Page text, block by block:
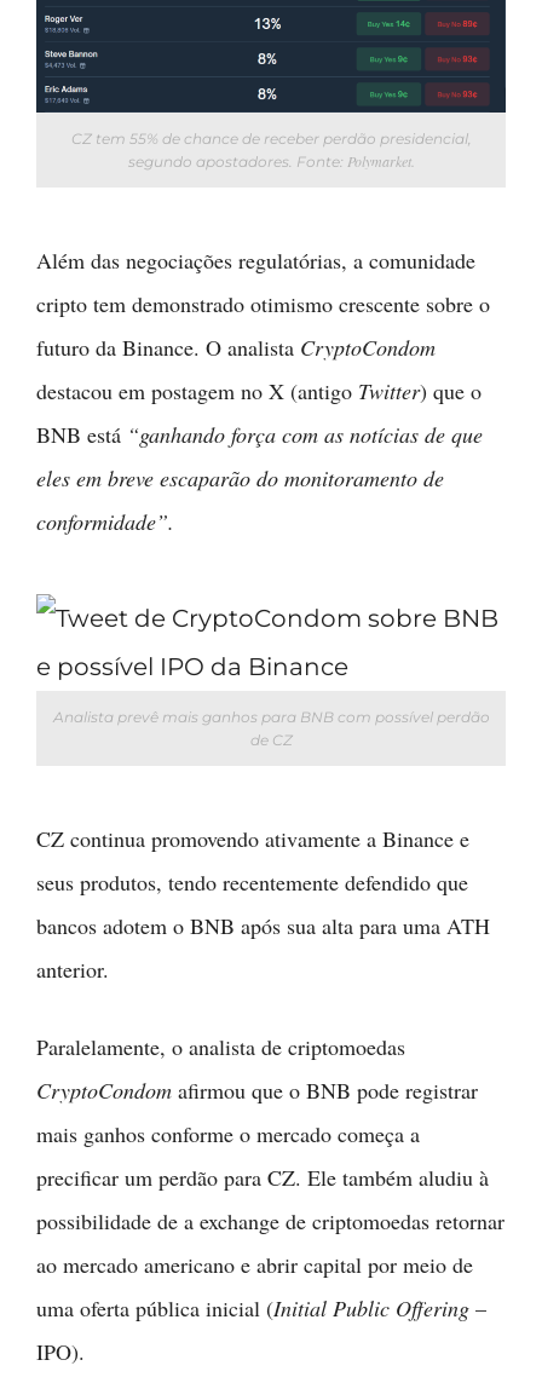
CZ tem 55% de chance de receber perdão presidencial,
segundo apostadores. Fonte: Polymarket.
Além das negociações regulatórias, a comunidade
cripto tem demonstrado otimismo crescente sobre o
futuro da Binance. O analista CryptoCondom
destacou em postagem no X (antigo Twitter) que o
BNB está “ganhando força com as notícias de que
eles em breve escaparão do monitoramento de
conformidade”.
Analista prevê mais ganhos para BNB com possível perdão
de CZ
CZ continua promovendo ativamente a Binance e
seus produtos, tendo recentemente defendido que
bancos adotem o BNB após sua alta para uma ATH
anterior.
Paralelamente, o analista de criptomoedas
CryptoCondom afirmou que o BNB pode registrar
mais ganhos conforme o mercado começa a
precificar um perdão para CZ. Ele também aludiu à
possibilidade de a exchange de criptomoedas retornar
ao mercado americano e abrir capital por meio de
uma oferta pública inicial (Initial Public Offering –
IPO).